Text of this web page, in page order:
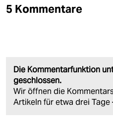
5 Kommentare
Die Kommentarfunktion
geschlossen.
Wir öffnen die
Artikeln für etwa drei Tage